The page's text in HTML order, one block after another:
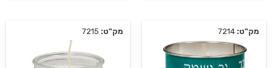
מק"ט: מק"ט: